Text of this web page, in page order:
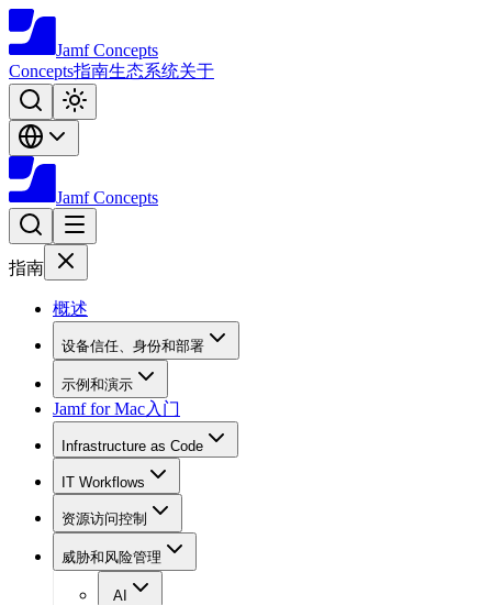
Jamf Concepts
Concepts指南生态系统关于
Jamf Concepts
指南
概述
设备信任、身份和部署
示例和演示
Jamf for Mac入门
Infrastructure as Code
IT Workflows
资源访问控制
威胁和风险管理
AI